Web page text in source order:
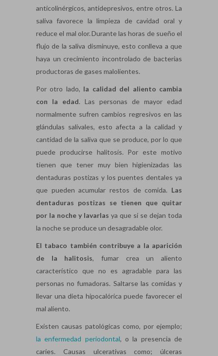
anticolinérgicos, antidepresivos, entre otros. La
saliva favorece la limpieza de cavidad oral y
reduce el mal olor. Durante las horas de sueño el
flujo de la saliva disminuye, esto conlleva a que
haya un crecimiento incontrolado de bacterias
productoras de gases malolientes.
Por otro lado, la calidad del aliento cambia
con la edad. Las personas de mayor edad
normalmente sufren cambios regresivos en las
glándulas salivales, esto afecta a la calidad y
cantidad de la saliva que se produce, por lo que
puede producirse halitosis. Por este motivo
tienen que tener muy bien higienizadas las
dentaduras postizas y los puentes dentales ya
que pueden acumular restos de comida. Las
dentaduras postizas se tienen que quitar
por la noche y lavarlas ya que si se dejan toda
la noche se produce un desagradable olor.
El tabaco también contribuye a la aparición
de la halitosis, fumar crea un aliento
característico que no es agradable para las
personas no fumadoras. Saltarse las comidas y
llevar una dieta hipocalórica puede favorecer el
mal aliento.
Existen causas patológicas como, por ejemplo;
la enfermedad periodontal, o la presencia de
caries. Causas ulcerativas como; úlceras